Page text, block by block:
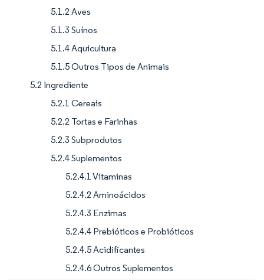
5.1.2 Aves
5.1.3 Suínos
5.1.4 Aquicultura
5.1.5 Outros Tipos de Animais
5.2 Ingrediente
5.2.1 Cereais
5.2.2 Tortas e Farinhas
5.2.3 Subprodutos
5.2.4 Suplementos
5.2.4.1 Vitaminas
5.2.4.2 Aminoácidos
5.2.4.3 Enzimas
5.2.4.4 Prebióticos e Probióticos
5.2.4.5 Acidificantes
5.2.4.6 Outros Suplementos